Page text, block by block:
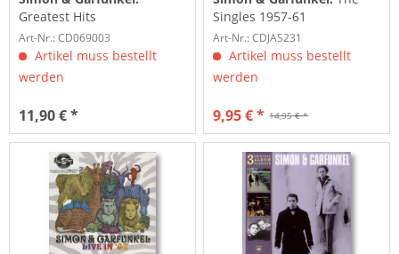
Greatest Hits
Art-Nr.: CD069003
Artikel muss bestellt
werden
11,90 € *
Singles 1957-61
Art-Nr.: CDJAS231
Artikel muss bestellt
werden
14,95 € *
9,95 € *